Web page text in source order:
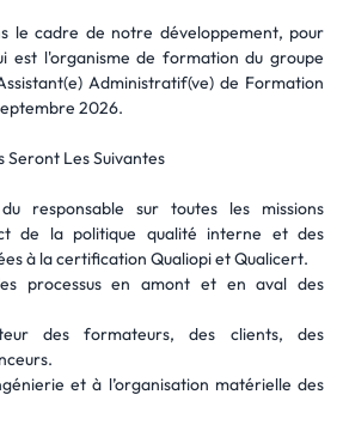
le cadre de notre développement, pour
est l'organisme de formation du groupe
Administratif(ve) de Formation
2026.
Seront Les Suivantes
responsable sur toutes les missions
de la politique qualité interne et des
à la certification Qualiopi et Qualicert.
processus en amont et en aval des
des formateurs, des clients, des
et à l’organisation matérielle des